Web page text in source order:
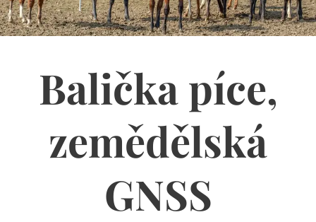
Balička píce,
zemědělská
GNSS